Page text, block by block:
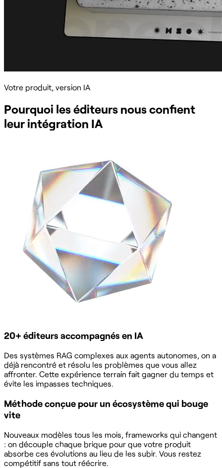
Votre produit, version IA
Pourquoi les éditeurs nous confient
leur intégration IA
20+ éditeurs accompagnés en IA
Des systèmes RAG complexes aux agents autonomes, on a
déjà rencontré et résolu les problèmes que vous allez
affronter. Cette expérience terrain fait gagner du temps et
évite les impasses techniques.
Méthode conçue pour un écosystème qui bouge
vite
Nouveaux modèles tous les mois, frameworks qui changent
: on découple chaque brique pour que votre produit
absorbe ces évolutions au lieu de les subir. Vous restez
compétitif sans tout réécrire.